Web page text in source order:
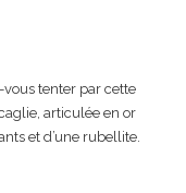
tenter par cette
articulée en or
et d’une rubellite.